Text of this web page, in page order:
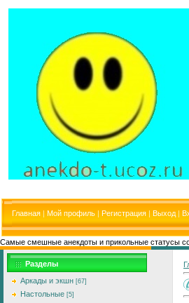
Главная | Мой профиль | Регистрация | Выход |
Самые смешные анекдоты и прикольные статусы
Разделы
Аркады и экшн [67]
Настольные [5]